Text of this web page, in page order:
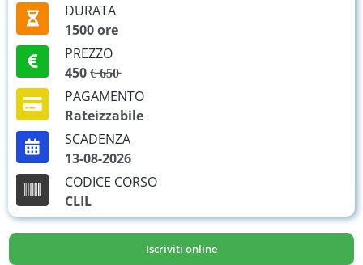
DURATA
1500 ore
PREZZO
450 €̵ ̵6̵5̵0̵
PAGAMENTO
Rateizzabile
SCADENZA
13-08-2026
CODICE CORSO
CLIL
Iscriviti online